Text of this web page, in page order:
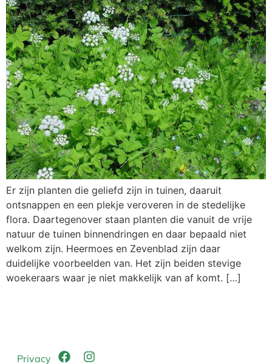
Er zijn planten die geliefd zijn in tuinen, daaruit
ontsnappen en een plekje veroveren in de stedelijke
flora. Daartegenover staan planten die vanuit de vrije
natuur de tuinen binnendringen en daar bepaald niet
welkom zijn. Heermoes en Zevenblad zijn daar
duidelijke voorbeelden van. Het zijn beiden stevige
woekeraars waar je niet makkelijk van af komt. […]
Privacy